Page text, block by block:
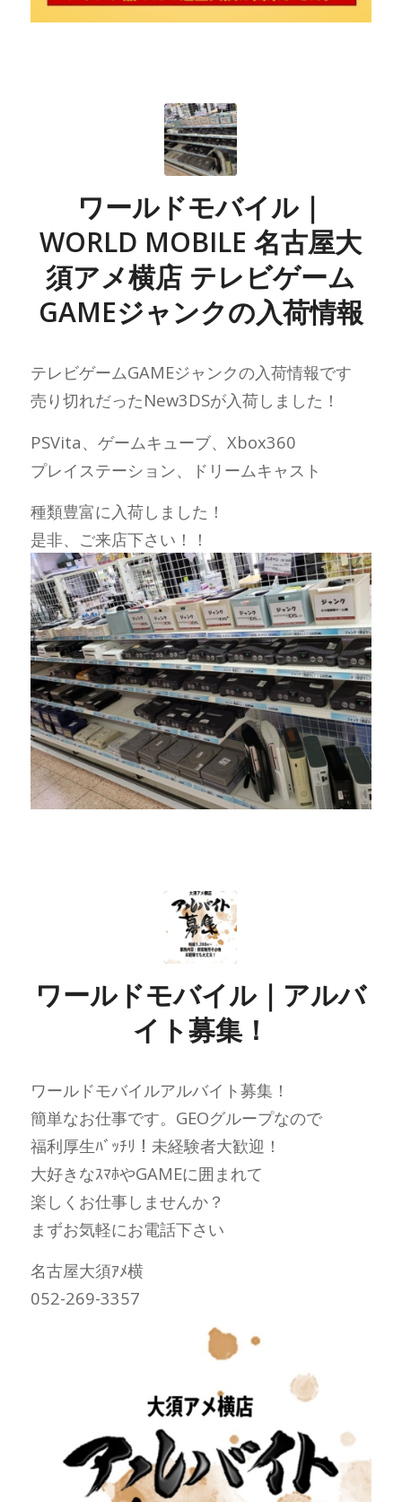
ワールドモバイル｜
WORLD MOBILE 名古屋大
須アメ横店 テレビゲーム
GAMEジャンクの入荷情報
テレビゲームGAMEジャンクの入荷情報です
売り切れだったNew3DSが入荷しました！
PSVita、ゲームキューブ、Xbox360
プレイステーション、ドリームキャスト
種類豊富に入荷しました！
是非、ご来店下さい！！
ワールドモバイル｜アルバ
イト募集！
ワールドモバイルアルバイト募集！
簡単なお仕事です。GEOグループなので
福利厚生ﾊﾞｯﾁﾘ！未経験者大歓迎！
大好きなｽﾏﾎやGAMEに囲まれて
楽しくお仕事しませんか？
まずお気軽にお電話下さい
名古屋大須ｱﾒ横
052-269-3357